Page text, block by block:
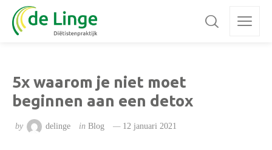
5x waarom je niet moet
beginnen aan een detox
by delinge in Blog 12 januari 2021